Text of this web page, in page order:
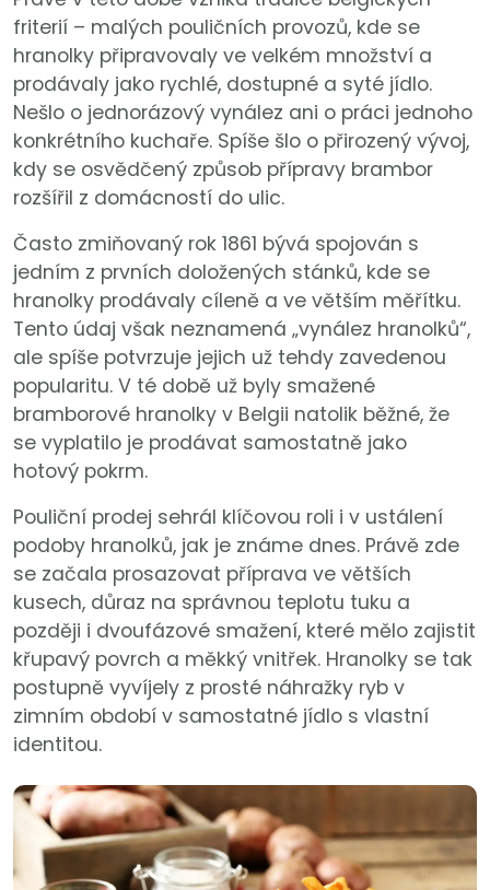
friterií – malých pouličních provozů, kde se
hranolky připravovaly ve velkém množství a
prodávaly jako rychlé, dostupné a syté jídlo.
Nešlo o jednorázový vynález ani o práci jednoho
konkrétního kuchaře. Spíše šlo o přirozený vývoj,
kdy se osvědčený způsob přípravy brambor
rozšířil z domácností do ulic.
Často zmiňovaný rok 1861 bývá spojován s
jedním z prvních doložených stánků, kde se
hranolky prodávaly cíleně a ve větším měřítku.
Tento údaj však neznamená „vynález hranolků“,
ale spíše potvrzuje jejich už tehdy zavedenou
popularitu. V té době už byly smažené
bramborové hranolky v Belgii natolik běžné, že
se vyplatilo je prodávat samostatně jako
hotový pokrm.
Pouliční prodej sehrál klíčovou roli i v ustálení
podoby hranolků, jak je známe dnes. Právě zde
se začala prosazovat příprava ve větších
kusech, důraz na správnou teplotu tuku a
později i dvoufázové smažení, které mělo zajistit
křupavý povrch a měkký vnitřek. Hranolky se tak
postupně vyvíjely z prosté náhražky ryb v
zimním období v samostatné jídlo s vlastní
identitou.